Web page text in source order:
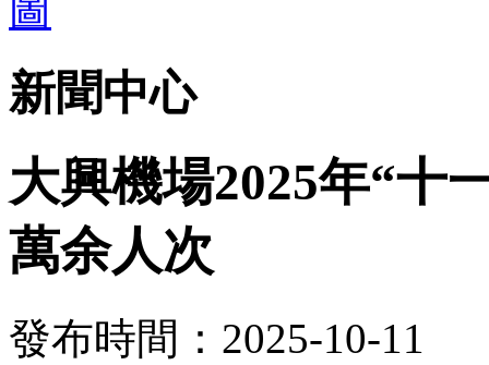
新聞中心
大興機場2025年“十
萬余人次
發布時間：2025-10-11